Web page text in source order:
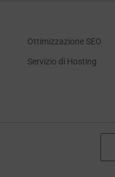
Ottimizzazione SEO
Servizio di Hosting